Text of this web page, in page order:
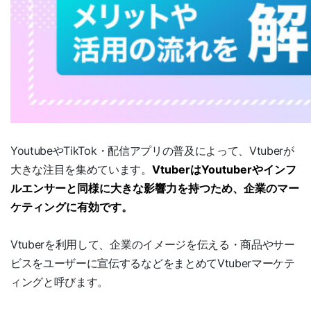
YoutubeやTikTok・配信アプリの普及によって、Vtuberが
大きな注目を集めています。 VtuberはYoutuberやインフ
ルエンサーと同様に大きな影響力を持つため、企業のマー
ケティングに有効です。
Vtuberを利用して、企業のイメージを伝える・商品やサー
ビスをユーザーに宣伝するなどをまとめてVtuberマーケテ
ィングと呼びます。